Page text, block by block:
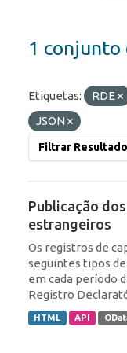
1 conjunto
Etiquetas: RDE
JSON
Filtrar
Publicação
estrangeiros
Os registros de
seguintes tipos
em cada período
Registro
HTML API